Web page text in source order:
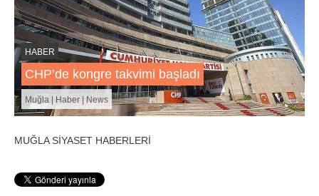
HABER
CHP’de kongre takvimi başladı
Muğla | Haber | News
MUĞLA SİYASET HABERLERİ